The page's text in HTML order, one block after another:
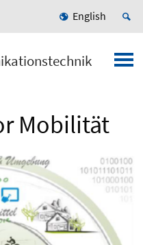
English
Mobilität